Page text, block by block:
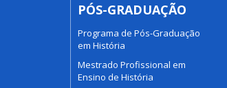
PÓS-GRADUAÇÃO
Programa de Pós-Graduação
em História
Mestrado Profissional em
Ensino de História